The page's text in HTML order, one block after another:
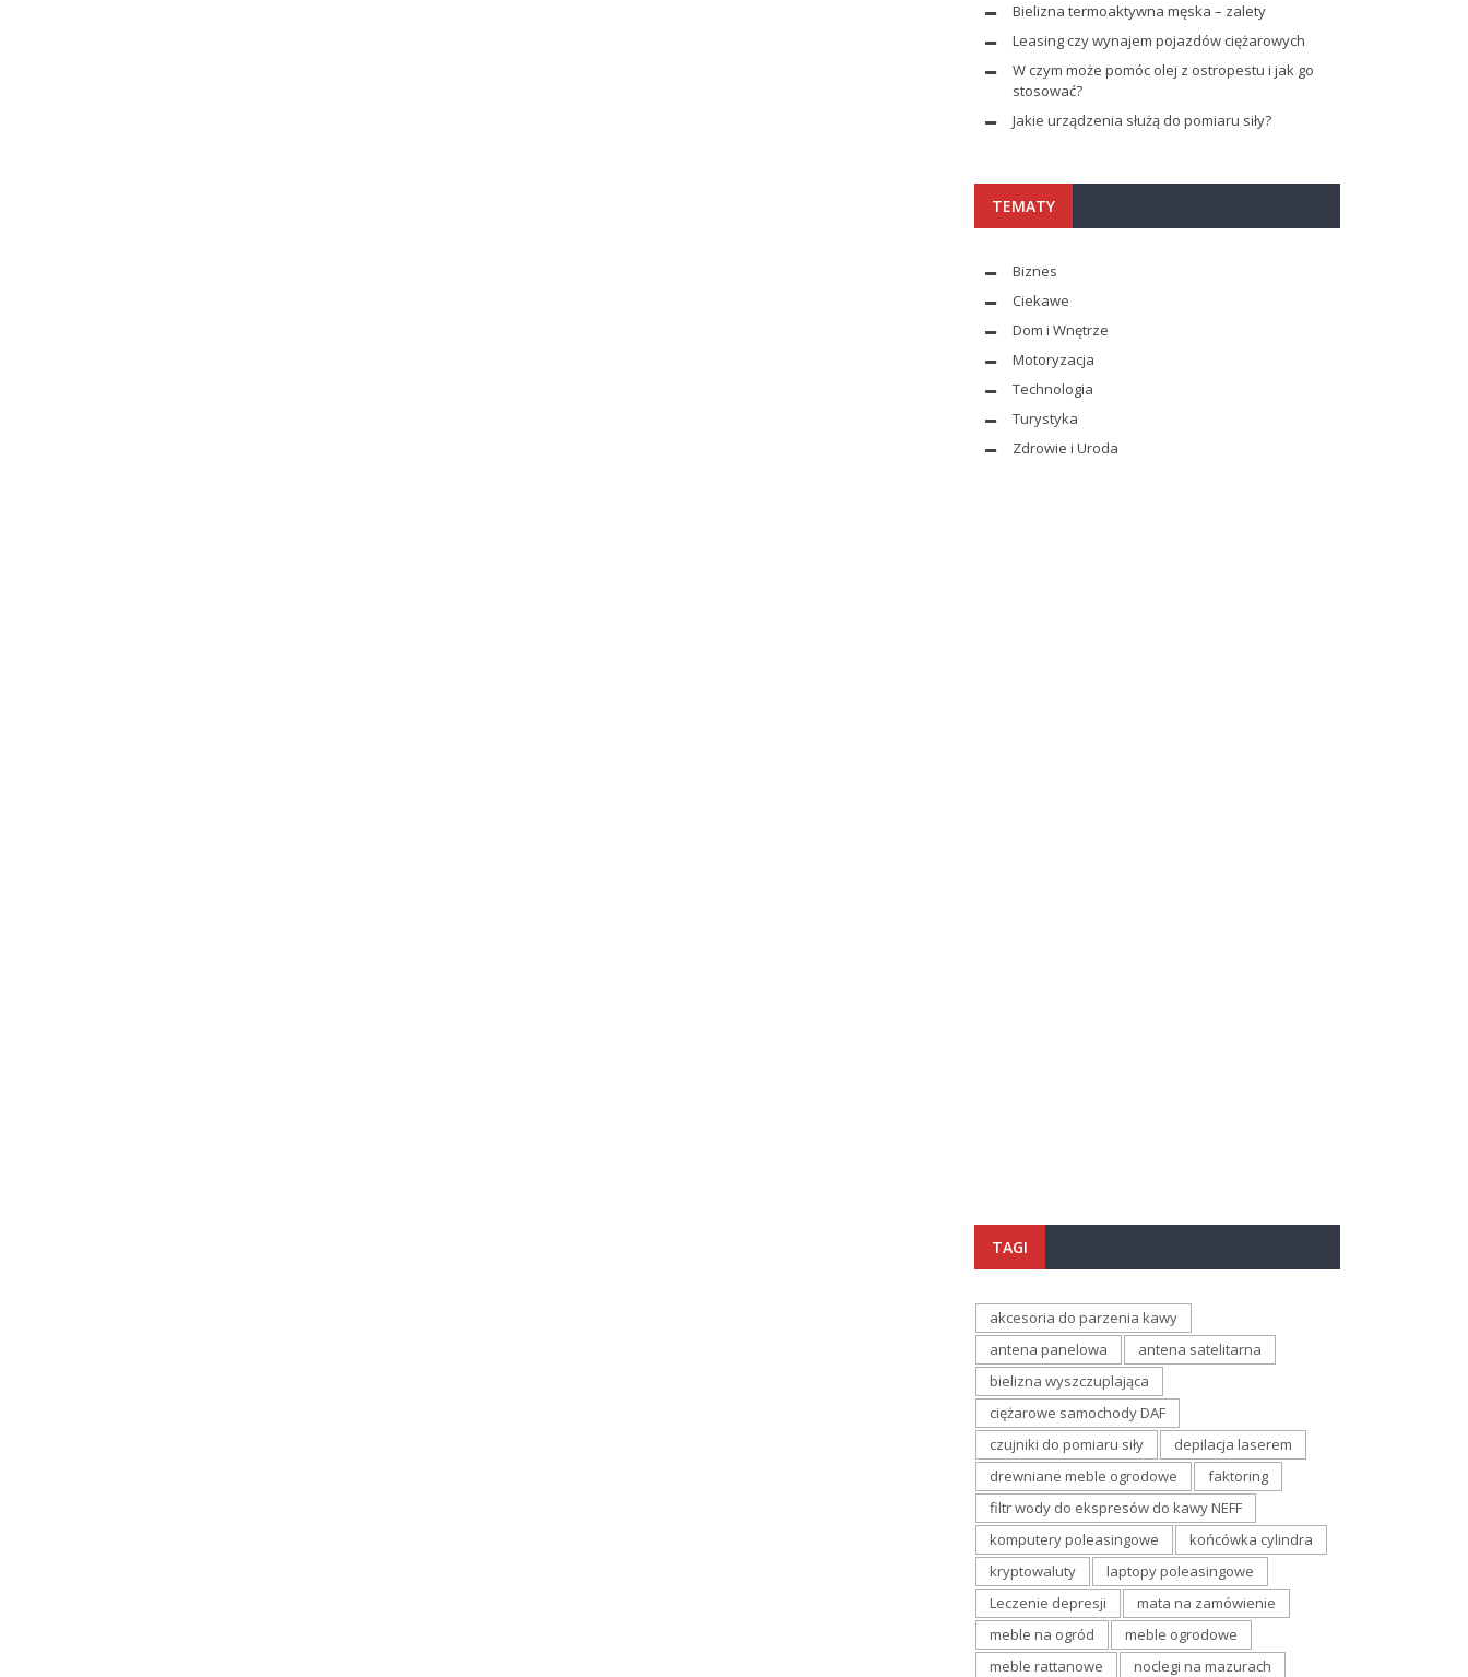
Bielizna termoaktywna męska – zalety
Leasing czy wynajem pojazdów ciężarowych
W czym może pomóc olej z ostropestu i jak go
stosować?
Jakie urządzenia służą do pomiaru siły?
TEMATY
Biznes
Ciekawe
Dom i Wnętrze
Motoryzacja
Technologia
Turystyka
Zdrowie i Uroda
TAGI
akcesoria do parzenia kawy
antena panelowa
antena satelitarna
bielizna wyszczuplająca
ciężarowe samochody DAF
czujniki do pomiaru siły
depilacja laserem
drewniane meble ogrodowe
faktoring
filtr wody do ekspresów do kawy NEFF
komputery poleasingowe
końcówka cylindra
kryptowaluty
laptopy poleasingowe
Leczenie depresji
mata na zamówienie
meble na ogród
meble ogrodowe
meble rattanowe
noclegi na mazurach